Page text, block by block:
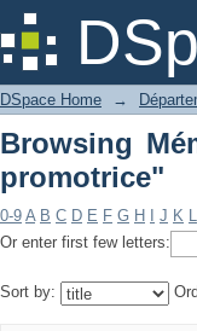
Browsing
DSpace Home →
Browsing
promotrice"
0-9 A B C D E F G H J K L
Or enter first few letters:
Sort by: